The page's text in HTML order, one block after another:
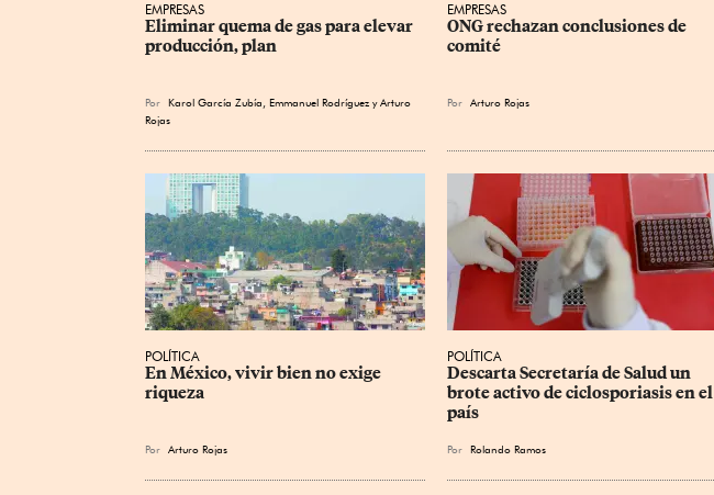
EMPRESAS
Eliminar quema de gas para elevar
producción, plan
Por Karol García Zubía Emmanuel Rodríguez yArturo
Rojas
EMPRESAS
ONG rechazan conclusiones de
comité
Por Arturo Rojas
POLÍTICA
En México, vivir bien no exige
riqueza
Por Arturo Rojas
POLÍTICA
Descarta Secretaría de Salud un
brote activo de ciclosporiasis en el
país
Por Rolando Ramos